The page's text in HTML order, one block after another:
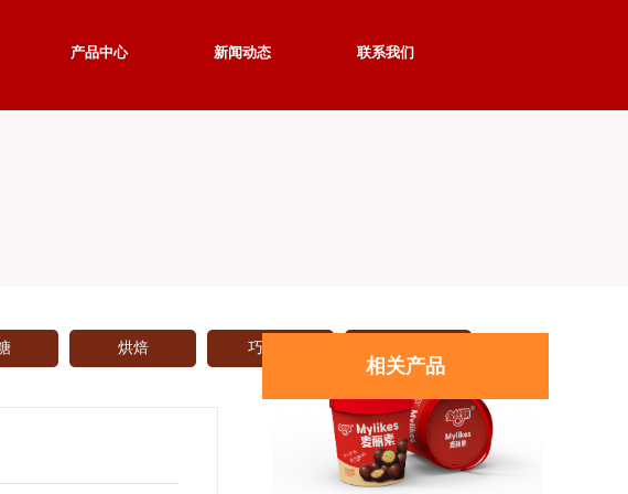
烘焙 巧克力
相关产品
产品中心 新闻动态 联系我们